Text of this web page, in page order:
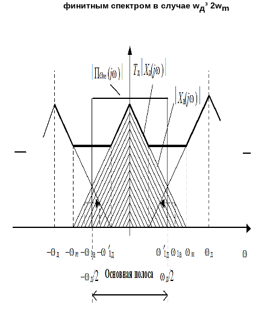
финитным спектром в случаеwд³ 2wm